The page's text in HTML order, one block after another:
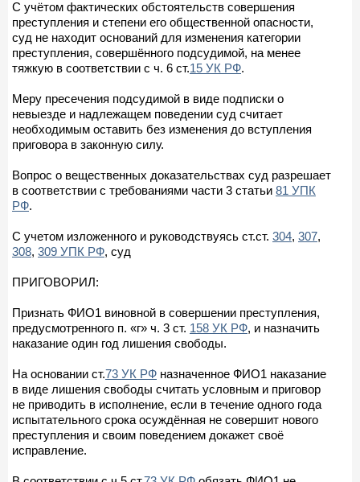
С учётом фактических обстоятельств совершения
преступления и степени его общественной опасности,
суд не находит оснований для изменения категории
преступления, совершённого подсудимой, на менее
тяжкую в соответствии с ч. 6 ст.15 УК РФ.
Меру пресечения подсудимой в виде подписки о
невыезде и надлежащем поведении суд считает
необходимым оставить без изменения до вступления
приговора в законную силу.
Вопрос о вещественных доказательствах суд разрешает
в соответствии с требованиями части 3 статьи 81 УПК
РФ.
С учетом изложенного и руководствуясь ст.ст. 304, 307,
308, 309 УПК РФ, суд
ПРИГОВОРИЛ:
Признать ФИО1 виновной в совершении преступления,
предусмотренного п. «г» ч. 3 ст. 158 УК РФ, и назначить
наказание один год лишения свободы.
На основании ст.73 УК РФ назначенное ФИО1 наказание
в виде лишения свободы считать условным и приговор
не приводить в исполнение, если в течение одного года
испытательного срока осуждённая не совершит нового
преступления и своим поведением докажет своё
исправление.